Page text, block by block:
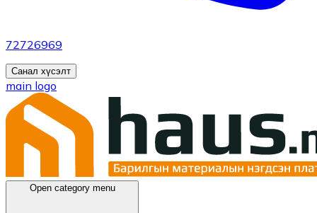
72726969
Санал хүсэлт
main logo
Open category menu